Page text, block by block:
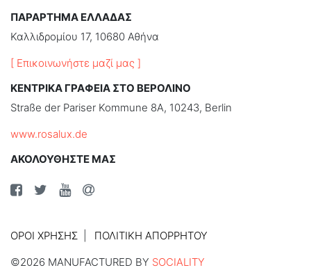
ΠΑΡΑΡΤΗΜΑ ΕΛΛΑΔΑΣ
Καλλιδρομίου 17, 10680 Αθήνα
[ Επικοινωνήστε μαζί μας ]
ΚΕΝΤΡΙΚΑ ΓΡΑΦΕΙΑ ΣΤΟ ΒΕΡΟΛΙΝΟ
Straße der Pariser Kommune 8A, 10243, Berlin
www.rosalux.de
ΑΚΟΛΟΥΘΗΣΤΕ ΜΑΣ
ΌΡΟΙ ΧΡΉΣΗΣ
ΠΟΛΙΤΙΚΉ ΑΠΟΡΡΉΤΟΥ
©2026 MANUFACTURED BY SOCIALITY